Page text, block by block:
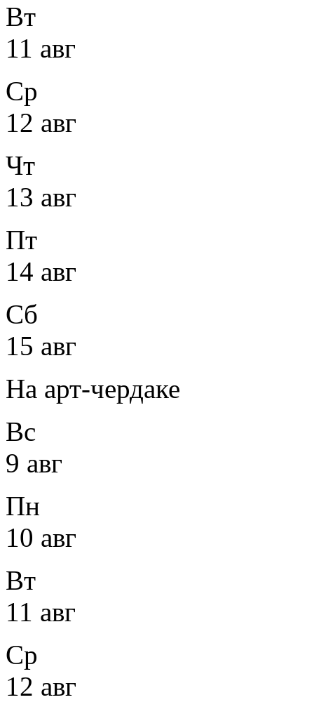
Вт
11 авг
Ср
12 авг
Чт
13 авг
Пт
14 авг
Сб
15 авг
На арт-чердаке
Вс
9 авг
Пн
10 авг
Вт
11 авг
Ср
12 авг